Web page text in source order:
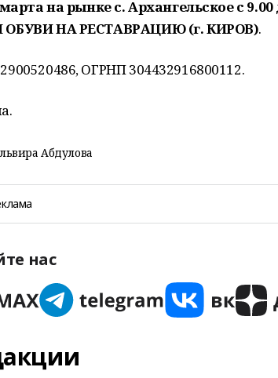
на рынке с. Архангельское с
НА РЕСТАВРАЦИЮ (г. КИРОВ).
ОГРНП 304432916800112.
Абдулова
нас